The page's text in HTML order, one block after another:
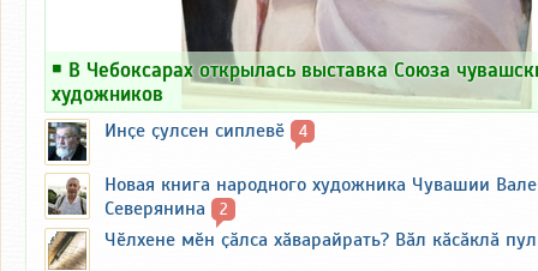
￭ В Чебоксарах открылась выставка Союза
художников
Инҫе ҫулсен сиплевӗ 4
Новая книга народного художника Чувашии
Северянина
2
Чӗлхене мӗн ҫӑлса хӑварайрать? Вӑл кӑсӑклӑ